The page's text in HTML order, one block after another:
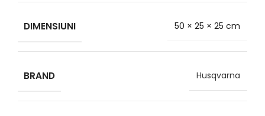
DIMENSIUNI 50 × 25 × 25 cm
BRAND Husqvarna